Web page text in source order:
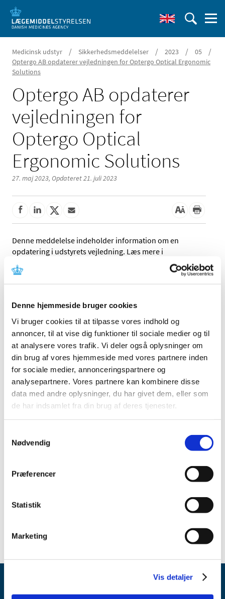
Denne hjemmeside bruger cookies
Vi bruger cookies til at tilpasse vores indhold og
annoncer, til at vise dig funktioner til sociale medier og til
at analysere vores trafik. Vi deler også oplysninger om
din brug af vores hjemmeside med vores partnere inden
for sociale medier, annonceringspartnere og
analysepartnere. Vores partnere kan kombinere disse
data med andre oplysninger, du har givet dem, eller som
de har indsamlet fra din brug af deres tjenester.
Nødvendig
Præferencer
Statistik
Marketing
Vis detaljer
Medicinsk udstyr / Sikkerhedsmeddelelser / 2023 / 05 /
Optergo AB opdaterer vejledningen for Optergo Optical Ergonomic
Solutions
Optergo AB opdaterer
vejledningen for
Optergo Optical
Ergonomic Solutions
27. maj 2023, Opdateret 21. juli 2023
Denne meddelelse indeholder information om en
opdatering i udstyrets vejledning. Læs mere i
meddelelsen fra fabrikanten.
Referencer
Produkt:Optergo Optical Ergonomic Solutions
Fabrikant: Optergo AB
Fabrikantens referencenummer:CC-NC-0002
Lægemiddelstyrelsens sagsnummer: 2023054295
Emner
Medicinsk udstyr
Relateret indhold
Solutions (engelsk)